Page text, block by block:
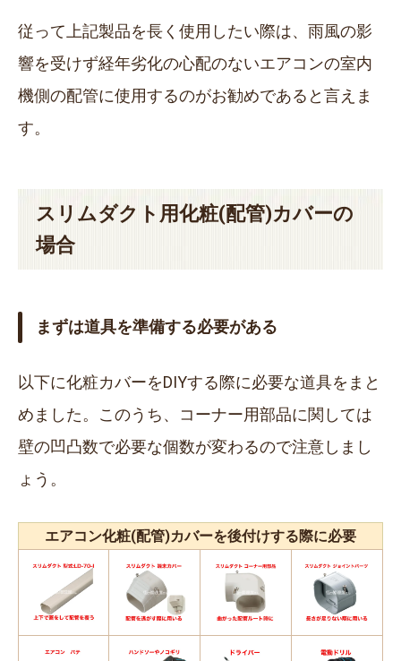
従って上記製品を長く使用したい際は、雨風の影
響を受けず経年劣化の心配のないエアコンの室内
機側の配管に使用するのがお勧めであると言えま
す。
スリムダクト用化粧(配管)カバーの
場合
まずは道具を準備する必要がある
以下に化粧カバーをDIYする際に必要な道具をまと
めました。このうち、コーナー用部品に関しては
壁の凹凸数で必要な個数が変わるので注意しまし
ょう。
エアコン化粧(配管)カバーを後付けする際に必要